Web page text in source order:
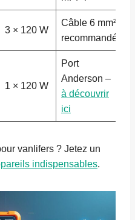
3 × 120 W
Câble 6 mm²
recommandé
1 × 120 W
Port
Anderson –
à découvrir
ici
vanlifers ? Jetez un
indispensables.